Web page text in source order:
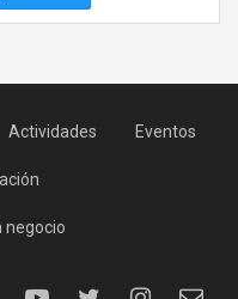
Actividades Eventos
negocio